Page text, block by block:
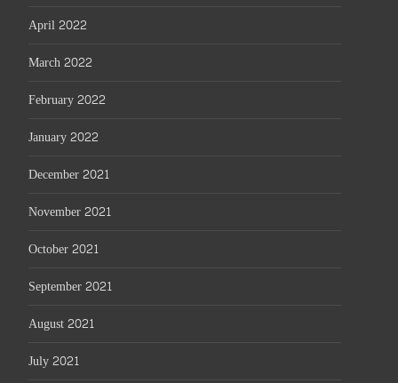
April 2022
March 2022
February 2022
January 2022
December 2021
November 2021
October 2021
September 2021
August 2021
July 2021